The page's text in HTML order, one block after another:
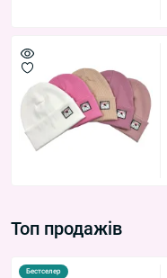
Топ продажів
Бестселер